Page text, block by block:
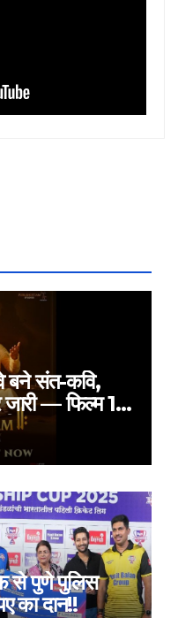
बने संत-कवि,
— फिल्म 18
से पुणे पुलिस
का दान!!